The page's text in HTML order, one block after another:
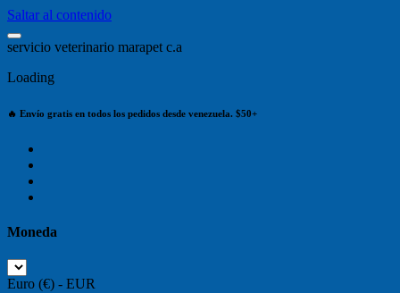
Saltar al contenido
servicio veterinario marapet c.a
Loading
🔥 Envío gratis en todos los pedidos desde venezuela. $50+
Moneda
Euro (€) - EUR